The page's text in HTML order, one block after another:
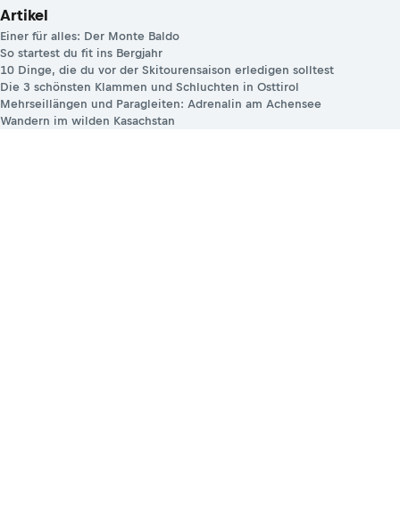
Artikel
Einer für alles: Der Monte Baldo
So startest du fit ins Bergjahr
10 Dinge, die du vor der Skitourensaison erledigen solltest
Die 3 schönsten Klammen und Schluchten in Osttirol
Mehrseillängen und Paragleiten: Adrenalin am Achensee
Wandern im wilden Kasachstan